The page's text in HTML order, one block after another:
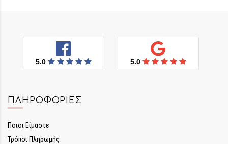
5.0 5.0
ΠΛΗΡΟΦΟΡΊΕΣ
Ποιοι Είμαστε
Τρόποι Πληρωμής